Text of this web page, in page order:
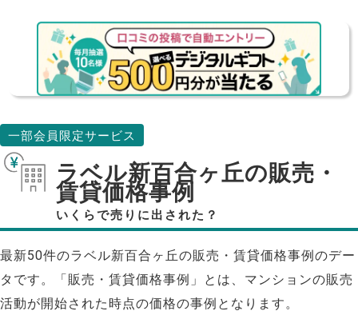
一部会員限定サービス
ラベル新百合ヶ丘の販売・
賃貸価格事例
いくらで売りに出された？
最新50件のラベル新百合ヶ丘の販売・賃貸価格事例のデー
タです。「販売・賃貸価格事例」とは、マンションの販売
活動が開始された時点の価格の事例となります。